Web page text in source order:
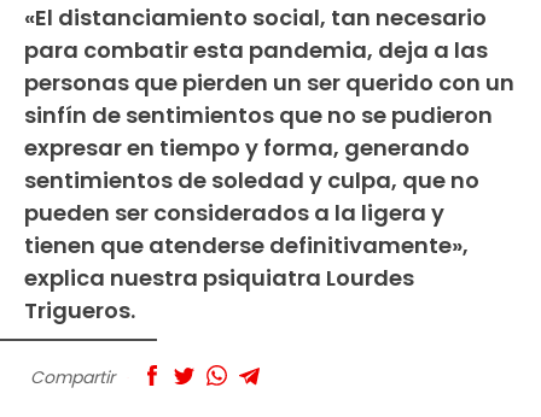
«El distanciamiento social, tan necesario
para combatir esta pandemia, deja a las
personas que pierden un ser querido con un
sinfín de sentimientos que no se pudieron
expresar en tiempo y forma, generando
sentimientos de soledad y culpa, que no
pueden ser considerados a la ligera y
tienen que atenderse definitivamente»,
explica nuestra psiquiatra Lourdes
Trigueros.
Compartir